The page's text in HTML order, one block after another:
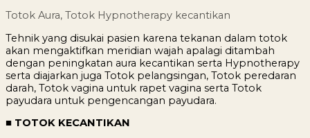
Totok Aura, Totok Hypnotherapy kecantikan
Tehnik yang disukai pasien karena tekanan dalam totok
akan mengaktifkan meridian wajah apalagi ditambah
dengan peningkatan aura kecantikan serta Hypnotherapy
serta diajarkan juga Totok pelangsingan, Totok peredaran
darah, Totok vagina untuk rapet vagina serta Totok
payudara untuk pengencangan payudara.
■ TOTOK KECANTIKAN